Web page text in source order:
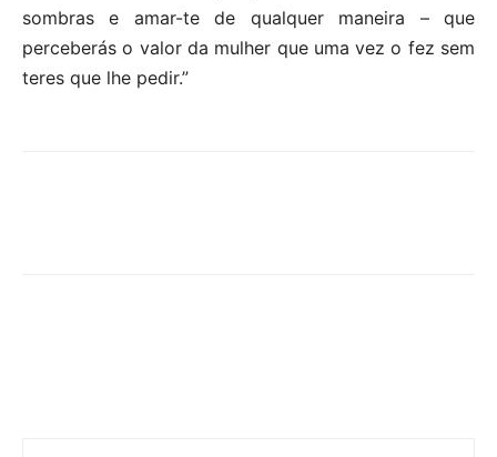
sombras e amar-te de qualquer maneira – que
perceberás o valor da mulher que uma vez o fez sem
teres que lhe pedir.”